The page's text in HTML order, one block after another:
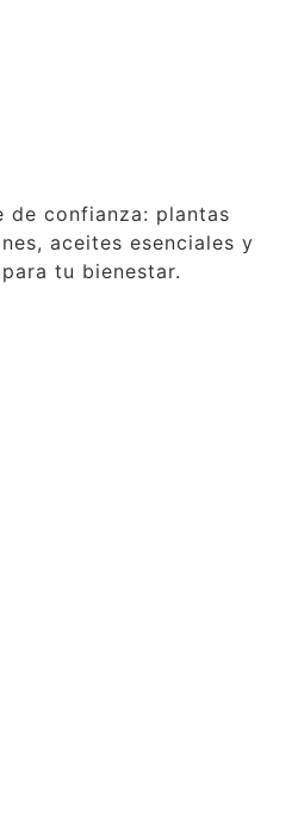
de confianza: plantas
aceites esenciales y
tu bienestar.